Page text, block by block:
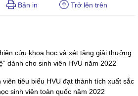
Bản in Trở lên trên
cứu khoa học và xét tặng giải thưởng
dành cho sinh viên HVU năm 2022
viên tiêu biểu HVU đạt thành tích xuất sắc
sinh viên toàn quốc năm 2022